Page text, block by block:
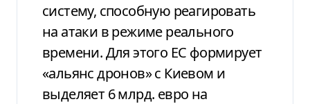
систему, способную реагировать
на атаки в режиме реального
времени. Для этого ЕС формирует
«альянс дронов» с Киевом и
выделяет 6 млрд. евро на